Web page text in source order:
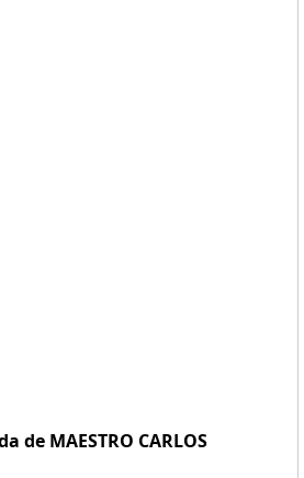
de MAESTRO CARLOS